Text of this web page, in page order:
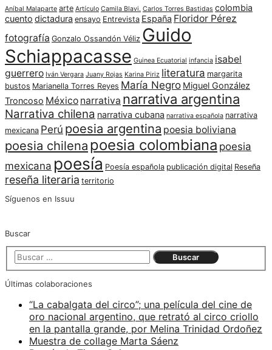
Aníbal Malaparte arte Artículo Camila Blavi. Carlos Torres Bastidas colombia
cuento dictadura ensayo Entrevista España Floridor Pérez
fotografía Gonzalo Ossandón Véliz Guido
Schiappacasse Guinea Ecuatorial infancia isabel
guerrero Iván Vergara Juany Rojas Karina Piriz literatura margarita
bustos Marianella Torres Reyes María Negro Miguel González
Troncoso México narrativa narrativa argentina
Narrativa chilena narrativa cubana narrativa española narrativa
mexicana Perú poesia argentina poesia boliviana
poesia chilena poesia colombiana poesia
mexicana poesía Poesía española publicación digital Reseña
reseña literaria territorio
Síguenos en Issuu
Buscar
Últimas colaboraciones
“La cabalgata del circo”; una película del cine de
oro nacional argentino, que retrató al circo criollo
en la pantalla grande, por Melina Trinidad Ordoñez
Muestra de collage Marta Sáenz